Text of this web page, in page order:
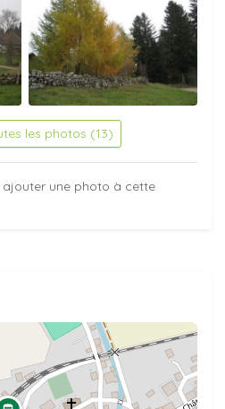
les photos (13)
ajouter une photo à cette